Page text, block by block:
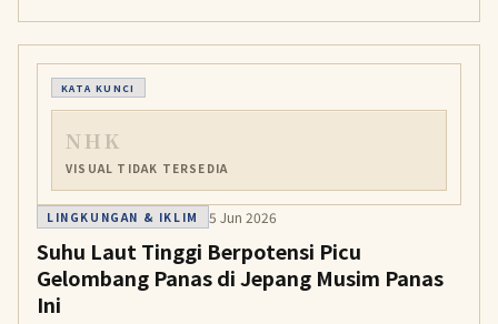
memperingatkan potensi hujan lebat dan bencana di
sejumlah daerah.
KATA KUNCI
NHK
VISUAL TIDAK TERSEDIA
LINGKUNGAN & IKLIM 5 Jun 2026
Suhu Laut Tinggi Berpotensi Picu
Gelombang Panas di Jepang Musim Panas
Ini